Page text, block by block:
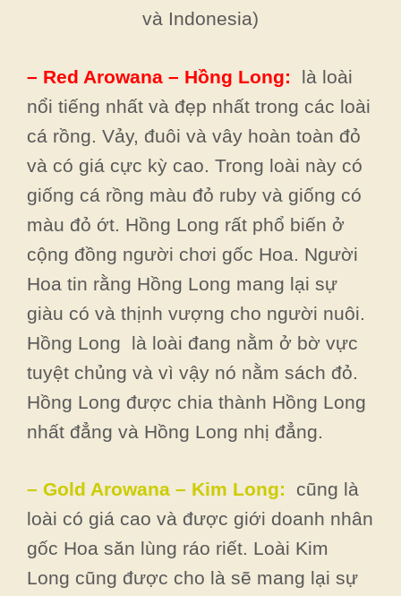
và Indonesia)
– Red Arowana – Hồng Long:
là loài
nổi tiếng nhất và đẹp nhất trong các loài
cá rồng. Vảy, đuôi và vây hoàn toàn đỏ
và có giá cực kỳ cao. Trong loài này có
giống cá rồng màu đỏ ruby và giống có
màu đỏ ớt. Hồng Long rất phổ biến ở
cộng đồng người chơi gốc Hoa. Người
Hoa tin rằng Hồng Long mang lại sự
giàu có và thịnh vượng cho người nuôi.
Hồng Long là loài đang nằm ở bờ vực
tuyệt chủng và vì vậy nó nằm sách đỏ.
Hồng Long được chia thành Hồng Long
nhất đẳng và Hồng Long nhị đẳng.
– Gold Arowana – Kim Long: cũng là
loài có giá cao và được giới doanh nhân
gốc Hoa săn lùng ráo riết. Loài Kim
Long cũng được cho là sẽ mang lại sự